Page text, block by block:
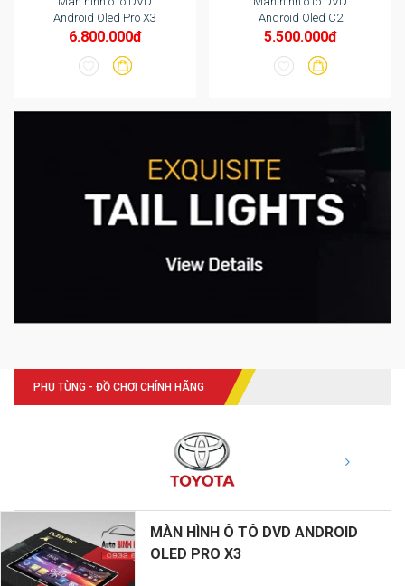
Android Oled Pro X3
6.800.000đ
Android Oled C2
5.500.000đ
PHỤ TÙNG - ĐỒ CHƠI CHÍNH HÃNG
MÀN HÌNH Ô TÔ DVD ANDROID
OLED PRO X3